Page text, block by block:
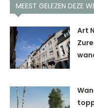
MEEST GELEZEN DEZE
Art